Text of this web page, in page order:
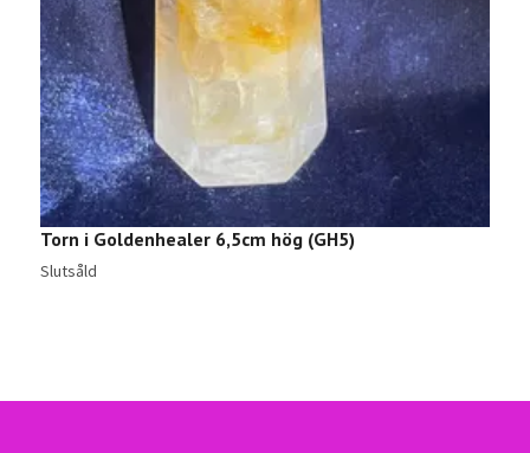
Torn i Goldenhealer 6,5cm hög (GH5)
Slutsåld